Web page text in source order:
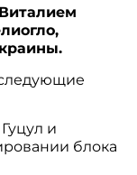
и
блока